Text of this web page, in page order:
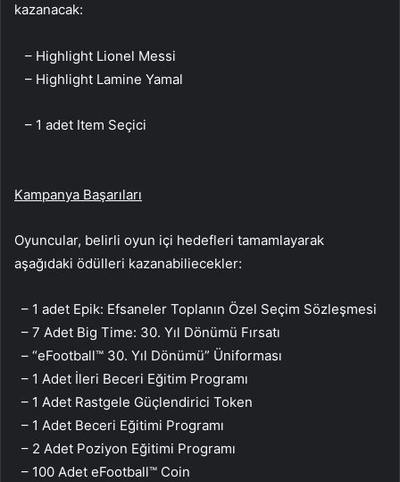
kazanacak:
– Highlight Lionel Messi
– Highlight Lamine Yamal
– 1 adet Item Seçici
Kampanya Başarıları
Oyuncular, belirli oyun içi hedefleri tamamlayarak
aşağıdaki ödülleri kazanabiliecekler:
– 1 adet Epik: Efsaneler Toplanın Özel Seçim Sözleşmesi
– 7 Adet Big Time: 30. Yıl Dönümü Fırsatı
– “eFootball™ 30. Yıl Dönümü” Üniforması
– 1 Adet İleri Beceri Eğitim Programı
– 1 Adet Rastgele Güçlendirici Token
– 1 Adet Beceri Eğitimi Programı
– 2 Adet Poziyon Eğitimi Programı
– 100 Adet eFootball™ Coin